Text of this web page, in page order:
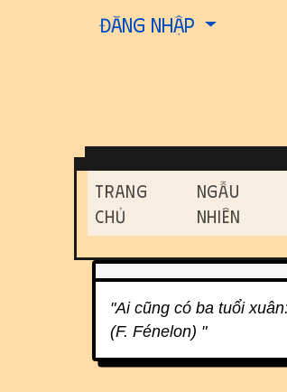
Site identity,
Đăng nhập
Navigation
Trang
Chủ
Ngẫu
Nhiên
Related
"Ai cũng có ba tuổi
(F. Fénelon) "